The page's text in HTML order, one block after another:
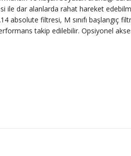
dar alanlarda rahat hareket
absolute filtresi, M sınıfı
takip edilebilir. Opsiyonel